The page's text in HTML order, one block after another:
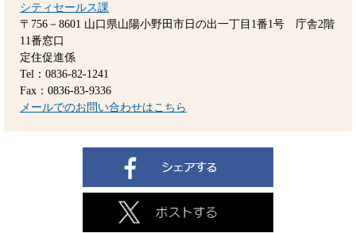
シティセールス課
〒756－8601 山口県山陽小野田市日の出一丁目1番1号 庁舎2階
11番窓口
定住促進係
Tel：0836-82-1241
Fax：0836-83-9336
メールでのお問い合わせはこちら